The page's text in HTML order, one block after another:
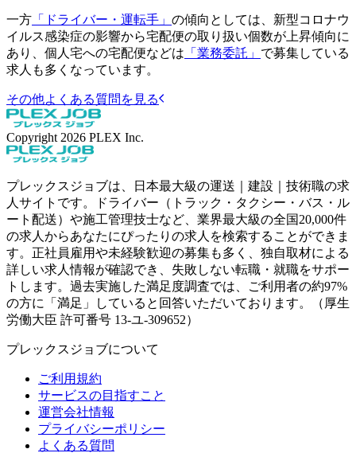
一方 「ドライバー・運転手」 の傾向としては、新型コロナウ
イルス感染症の影響から宅配便の取り扱い個数が上昇傾向に
あり、個人宅への宅配便などは 「業務委託」 で募集している
求人も多くなっています。
その他よくある質問を見る
Copyright 2026 PLEX Inc.
プレックスジョブは、日本最大級の運送｜建設｜技術職の求
人サイトです。ドライバー（トラック・タクシー・バス・ル
ート配送）や施工管理技士など、業界最大級の全国20,000件
の求人からあなたにぴったりの求人を検索することができま
す。正社員雇用や未経験歓迎の募集も多く、独自取材による
詳しい求人情報が確認でき、失敗しない転職・就職をサポー
トします。過去実施した満足度調査では、ご利用者の約97%
の方に「満足」していると回答いただいております。（厚生
労働大臣 許可番号 13-ユ-309652）
プレックスジョブについて
ご利用規約
サービスの目指すこと
運営会社情報
プライバシーポリシー
よくある質問